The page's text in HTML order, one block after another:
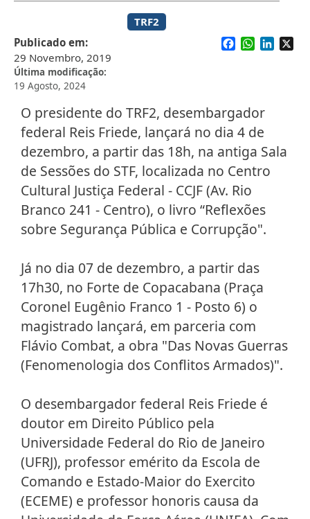
TRF2
Publicado em
29 Novembro, 2019
Última modificação
19 Agosto, 2024
Facebook
WhatsApp
O presidente do TRF2, desembargador
federal Reis Friede, lançará no dia 4 de
dezembro, a partir das 18h, na antiga Sala
de Sessões do STF, localizada no Centro
Cultural Justiça Federal - CCJF (Av. Rio
Branco 241 - Centro), o livro “Reflexões
sobre Segurança Pública e Corrupção".
Já no dia 07 de dezembro, a partir das
17h30, no Forte de Copacabana (Praça
Coronel Eugênio Franco 1 - Posto 6) o
magistrado lançará, em parceria com
Flávio Combat, a obra "Das Novas Guerras
(Fenomenologia dos Conflitos Armados)".
O desembargador federal Reis Friede é
doutor em Direito Público pela
Universidade Federal do Rio de Janeiro
(UFRJ), professor emérito da Escola de
Comando e Estado-Maior do Exercito
(ECEME) e professor honoris causa da